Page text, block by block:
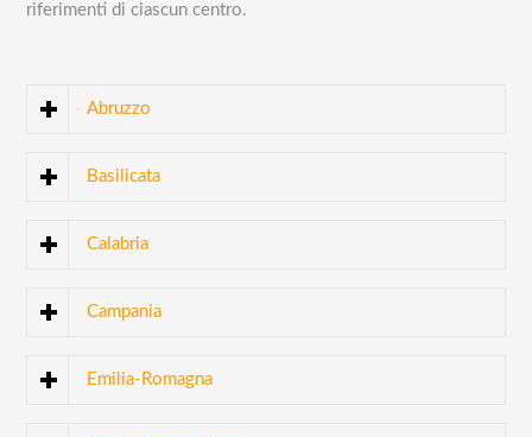
riferimenti di ciascun centro.
Abruzzo
Basilicata
Calabria
Campania
Emilia-Romagna